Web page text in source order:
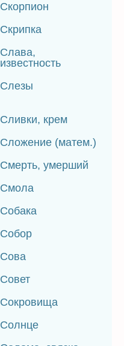
Скорпион
Скрипка
Слава,
известность
Слезы
Сливки, крем
Сложение (матем.)
Смерть, умерший
Смола
Собака
Собор
Сова
Совет
Сокровища
Солнце